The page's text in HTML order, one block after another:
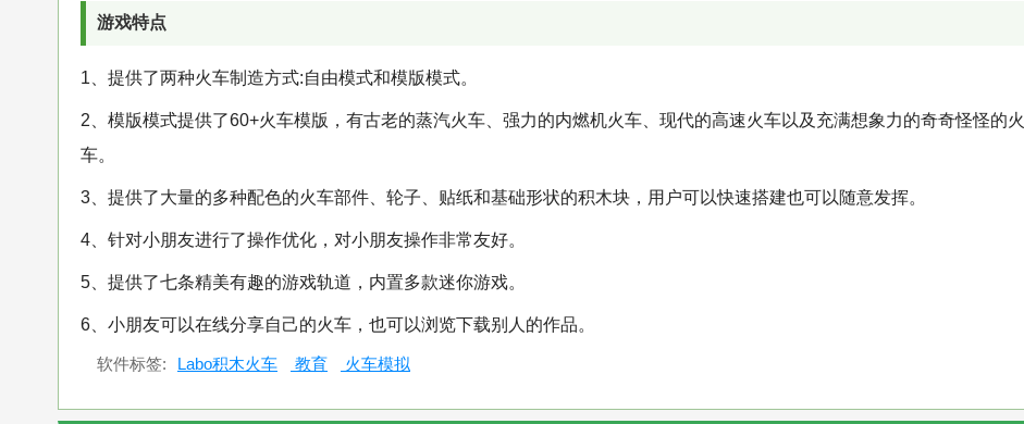
游戏特点
1、提供了两种火车制造方式:自由模式和模版模式。
2、模版模式提供了60+火车模版，有古老的蒸汽火车、强力的内燃机火车、现代的高速火车以及充满想象力的奇奇怪怪的火
车。
3、提供了大量的多种配色的火车部件、轮子、贴纸和基础形状的积木块，用户可以快速搭建也可以随意发挥。
4、针对小朋友进行了操作优化，对小朋友操作非常友好。
5、提供了七条精美有趣的游戏轨道，内置多款迷你游戏。
6、小朋友可以在线分享自己的火车，也可以浏览下载别人的作品。
软件标签: Labo积木火车 教育 火车模拟